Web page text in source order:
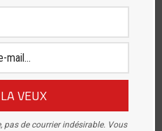
pas de courrier indésirable. Vous